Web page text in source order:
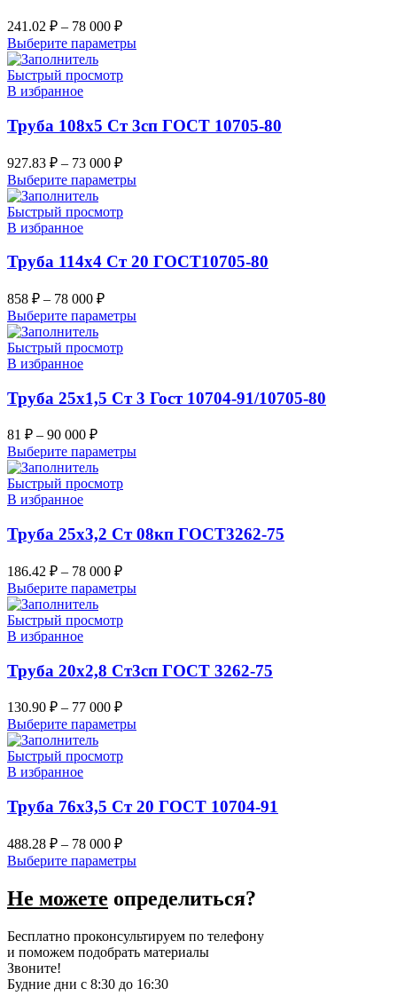
241.02 ₽ – 78 000 ₽
Выберите параметры
Быстрый просмотр
В избранное
Труба 108х5 Ст 3сп ГОСТ 10705-80
927.83 ₽ – 73 000 ₽
Выберите параметры
Быстрый просмотр
В избранное
Труба 114х4 Ст 20 ГОСТ10705-80
858 ₽ – 78 000 ₽
Выберите параметры
Быстрый просмотр
В избранное
Труба 25х1,5 Ст 3 Гост 10704-91/10705-80
81 ₽ – 90 000 ₽
Выберите параметры
Быстрый просмотр
В избранное
Труба 25х3,2 Ст 08кп ГОСТ3262-75
186.42 ₽ – 78 000 ₽
Выберите параметры
Быстрый просмотр
В избранное
Труба 20х2,8 Ст3сп ГОСТ 3262-75
130.90 ₽ – 77 000 ₽
Выберите параметры
Быстрый просмотр
В избранное
Труба 76х3,5 Ст 20 ГОСТ 10704-91
488.28 ₽ – 78 000 ₽
Выберите параметры
Не можете определиться?
Бесплатно проконсультируем по телефону
и поможем подобрать материалы
Звоните!
Будние дни с 8:30 до 16:30